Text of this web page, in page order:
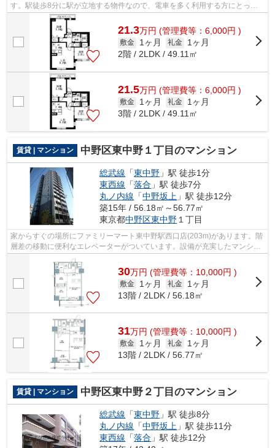
す。駅徒歩8分に駅が立地する物件なので、電車を多く利用する方にとって
便利です。総武線東中野周辺の不動産情報...
21.3万円 (管理費等：6,000円 )
敷金 1ヶ月 礼金
1ヶ月
2階 / 2LDK / 49.11㎡
21.5万円 (管理費等：6,000円 )
敷金 1ヶ月 礼金
1ヶ月
3階 / 2LDK / 49.11㎡
賃貸 | マンション 中野区東中野１丁目のマンション
総武線 「東中野 」駅 徒歩1分
東西線 「落合 」駅 徒歩7分
丸ノ内線 「中野坂上 」駅 徒歩12分
築15年 / 56.18㎡～56.77㎡
東京都中野区東中野 １丁目
家からすぐの場所にファミリーマート東中野駅西口店(203m)があります。階
層差の移動に便利なエレベーターがついています。設備が充実したマンショ
ンタイプの物件。徒歩1分に駅があるの...
30万円 (管理費等：10,000円 )
敷金 1ヶ月 礼金
1ヶ月
13階 / 2LDK / 56.18㎡
31万円 (管理費等：10,000円 )
敷金 1ヶ月 礼金
1ヶ月
13階 / 2LDK / 56.77㎡
賃貸 | マンション 中野区東中野２丁目のマンション
総武線 「東中野 」駅 徒歩8分
丸ノ内線 「中野坂上 」駅 徒歩11分
東西線 「落合 」駅 徒歩12分